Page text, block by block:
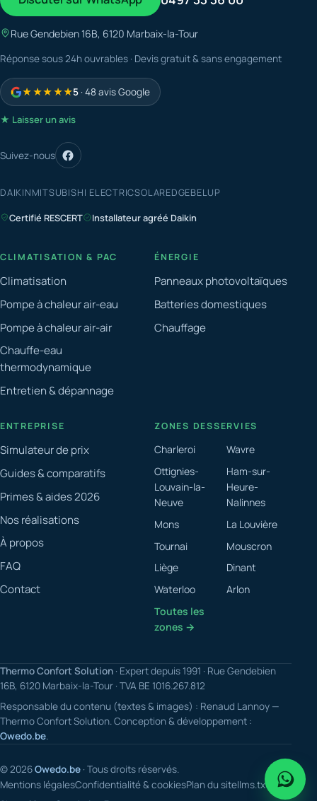
Rue Gendebien 16B, 6120 Marbaix-la-Tour
Réponse sous 24h ouvrables · Devis gratuit & sans engagement
★★★★★5 · 48 avis Google
★ Laisser un avis
Suivez-nous
DAIKINMITSUBISHI ELECTRICSOLAREDGEBELUP
Certifié RESCERT
Installateur agréé Daikin
CLIMATISATION & PAC
Climatisation
Pompe à chaleur air-eau
Pompe à chaleur air-air
Chauffe-eau
thermodynamique
Entretien & dépannage
ÉNERGIE
Panneaux photovoltaïques
Batteries domestiques
Chauffage
ENTREPRISE
Simulateur de prix
Guides & comparatifs
Primes & aides 2026
Nos réalisations
À propos
FAQ
Contact
ZONES DESSERVIES
Charleroi
Wavre
Ottignies-
Louvain-la-
Neuve
Ham-sur-
Heure-
Nalinnes
Mons
La Louvière
Tournai
Mouscron
Liège
Dinant
Waterloo
Arlon
Toutes les
zones →
Thermo Confort Solution · Expert depuis 1991 · Rue Gendebien
16B, 6120 Marbaix-la-Tour · TVA BE 1016.267.812
Responsable du contenu (textes & images) : Renaud Lannoy —
Thermo Confort Solution. Conception & développement :
Owedo.be.
© 2026Owedo.be · Tous droits réservés.
Mentions légalesConfidentialité & cookiesPlan du sitellms.txt